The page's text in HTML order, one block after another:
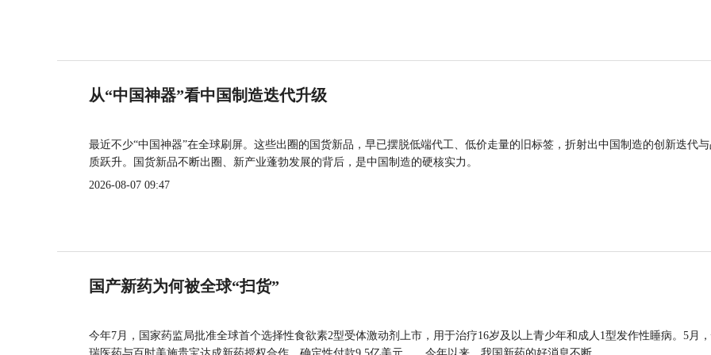
从“中国神器”看中国制造迭代升级
最近不少“中国神器”在全球刷屏。这些出圈的国货新品，早已摆脱低端代工、低价走量的旧标签，折射出中国制造的创新迭代
质跃升。国货新品不断出圈、新产业蓬勃发展的背后，是中国制造的硬核实力。
2026-08-07 09:47
国产新药为何被全球“扫货”
今年7月，国家药监局批准全球首个选择性食欲素2型受体激动剂上市，用于治疗16岁及以上青少年和成人1型发作性睡病。5月